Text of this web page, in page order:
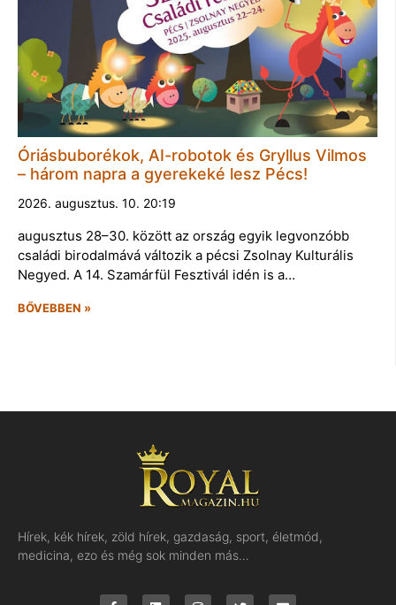
Óriásbuborékok, AI-robotok és Gryllus Vilmos
– három napra a gyerekeké lesz Pécs!
2026. augusztus. 10. 20:19
augusztus 28–30. között az ország egyik legvonzóbb
családi birodalmává változik a pécsi Zsolnay Kulturális
Negyed. A 14. Szamárfül Fesztivál idén is a…
BŐVEBBEN »
Hírek, kék hírek, zöld hírek, gazdaság, sport, életmód,
medicina, ezo és még sok minden más…